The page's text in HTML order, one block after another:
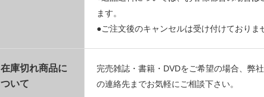
ます。
●ご注文後のキャンセルは受け付けておりま
在庫切れ商品に
ついて
完売雑誌・書籍・DVDをご希望の場合、弊
の連絡先までお気軽にご相談下さい。